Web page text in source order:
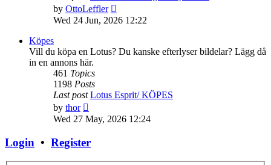
by OttoLeffler
the
Wed 24 Jun, 2026 12:22
Köpes
Vill du köpa en Lotus? Du kanske efterlyser bildelar? Lägg då
in en annons här.
461 Topics
1198 Posts
Last post Lotus Esprit/ KÖPES
by thor
the
latest
Wed 27 May, 2026 12:24
Login • Register